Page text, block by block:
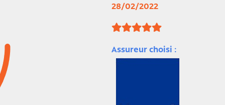
28/02/2022
Assureur choisi :